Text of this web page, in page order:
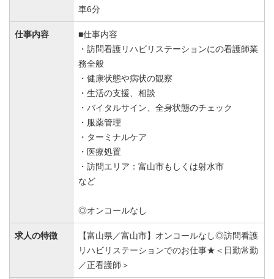
車6分
仕事内容
■仕事内容
・訪問看護リハビリステーションにの看護師業
務全般
・健康状態や病状の観察
・生活の支援、相談
・バイタルサイン、全身状態のチェック
・服薬管理
・ターミナルケア
・医療処置
・訪問エリア：富山市もしくは射水市
など
◎オンコールなし
求人の特徴
【富山県／富山市】オンコールなし◎訪問看護
リハビリステーションでのお仕事★＜日勤常勤
／正看護師＞